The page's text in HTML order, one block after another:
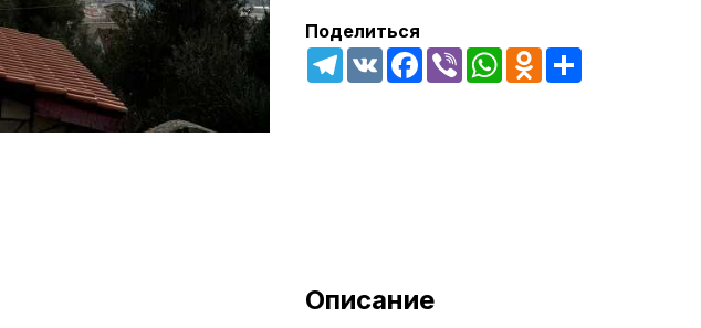
Поделиться
Telegram
VK Facebook
Viber WhatsAppOdnoklassniki
Описание